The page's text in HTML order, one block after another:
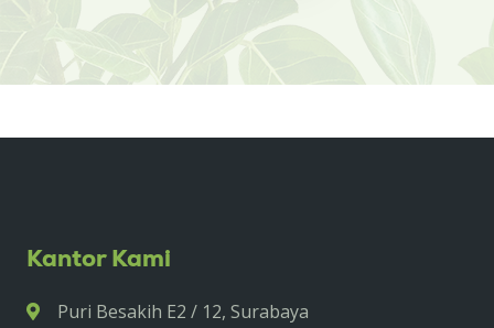
Kantor Kami
Puri Besakih E2 / 12, Surabaya